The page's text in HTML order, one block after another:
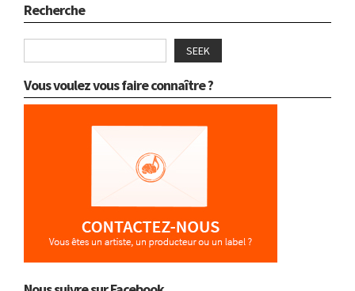
Recherche
SEEK
Vous voulez vous faire connaître ?